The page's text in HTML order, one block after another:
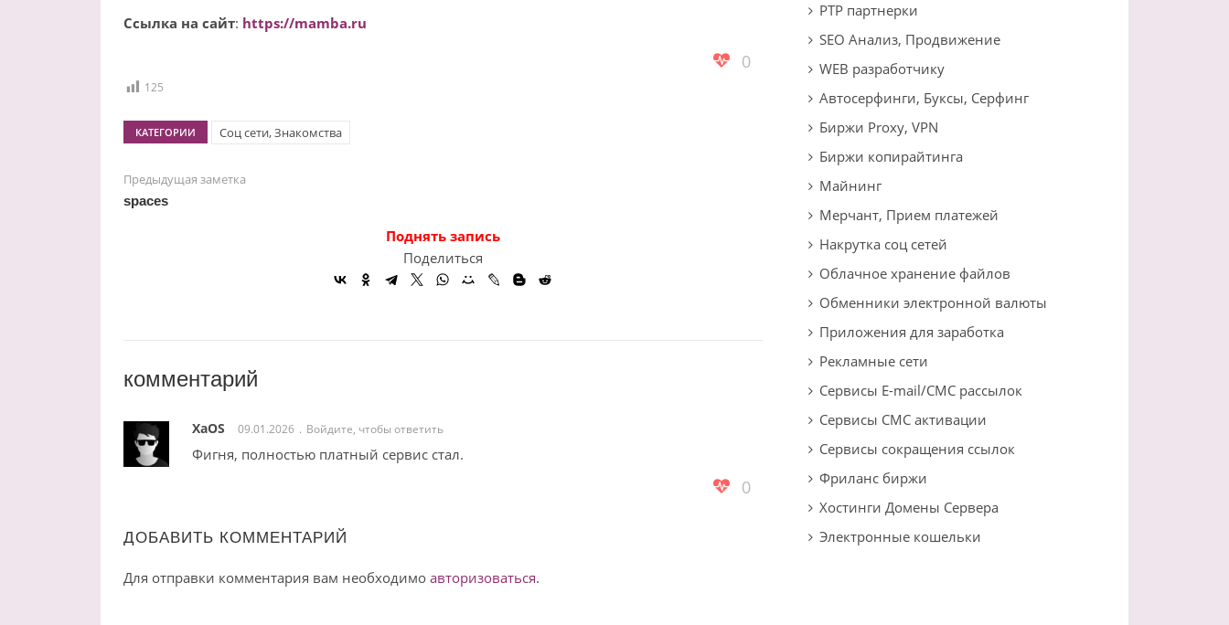
Ссылка на сайт: https://mamba.ru
0
125
КАТЕГОРИИ Соц сети, Знакомства
Предыдущая заметка
spaces
Поднять запись
Поделиться
комментарий
XaOS 09.01.2026 Войдите, чтобы ответить
Фигня, полностью платный сервис стал.
0
ДОБАВИТЬ КОММЕНТАРИЙ
Для отправки комментария вам необходимо авторизоваться.
PTP партнерки
SEO Анализ, Продвижение
WEB разработчику
Автосерфинги, Буксы, Серфинг
Биржи Proxy, VPN
Биржи копирайтинга
Майнинг
Мерчант, Прием платежей
Накрутка соц сетей
Облачное хранение файлов
Обменники электронной валюты
Приложения для заработка
Рекламные сети
Сервисы E-mail/СМС рассылок
Сервисы СМС активации
Сервисы сокращения ссылок
Фриланс биржи
Хостинги Домены Сервера
Электронные кошельки